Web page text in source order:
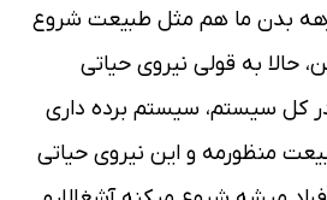
بدن ما هم مثل طبيعت شروع
حالا به قولي نيروي حياتي
كل سيستم، سيستم برده داري
منظورمه و اين نيروي حياتي